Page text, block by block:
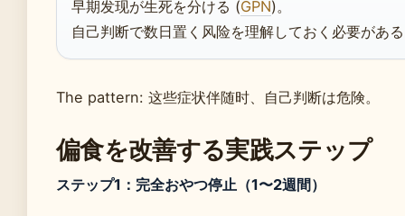
早期发现が生死を分ける (GPN)。
自己判断で数日置く风险を理解しておく必要があ
The pattern: 这些症状伴随时、自己判断は危険。
偏食を改善する実践ステップ
ステップ1：完全おやつ停止（1〜2週間）